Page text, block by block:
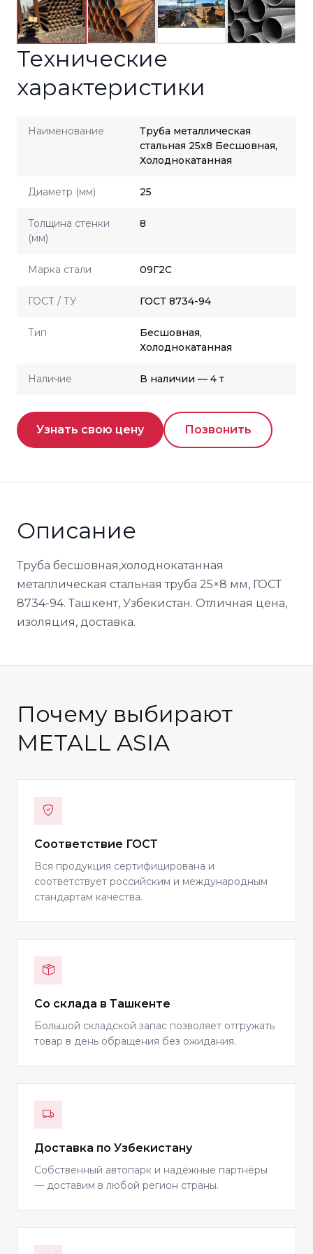
Технические
характеристики
Наименование
Труба металлическая
стальная 25x8 Бесшовная,
Холоднокатанная
Диаметр (мм) 25
Толщина стенки
(мм)
8
Марка стали 09Г2С
ГОСТ / ТУ ГОСТ 8734-94
Тип
Бесшовная,
Холоднокатанная
Наличие В наличии — 4 т
Узнать свою цену Позвонить
Описание
Труба бесшовная,холоднокатанная
металлическая стальная труба 25×8 мм, ГОСТ
8734-94. Ташкент, Узбекистан. Отличная цена,
изоляция, доставка.
Почему выбирают
METALL ASIA
Соответствие ГОСТ
Вся продукция сертифицирована и
соответствует российским и международным
стандартам качества.
Со склада в Ташкенте
Большой складской запас позволяет отгружать
товар в день обращения без ожидания.
Доставка по Узбекистану
Собственный автопарк и надёжные партнёры
— доставим в любой регион страны.